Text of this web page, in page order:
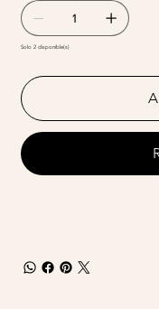
Solo 2 disponible(s)